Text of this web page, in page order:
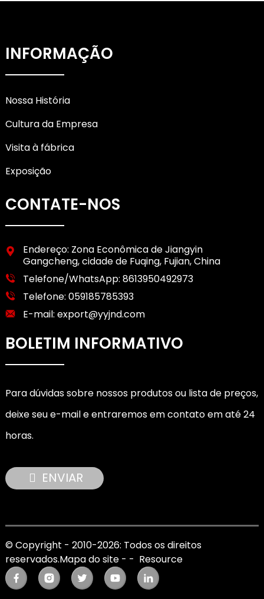
INFORMAÇÃO
Nossa História
Cultura da Empresa
Visita à fábrica
Exposição
CONTATE-NOS
Endereço: Zona Econômica de Jiangyin
Gangcheng, cidade de Fuqing, Fujian, China
Telefone/WhatsApp: 8613950492973
Telefone: 059185785393
E-mail: export@yyjnd.com
BOLETIM INFORMATIVO
Para dúvidas sobre nossos produtos ou lista de preços,
deixe seu e-mail e entraremos em contato em até 24
horas.
ENVIAR
© Copyright - 2010-2026: Todos os direitos
reservados.Mapa do site- - Resource